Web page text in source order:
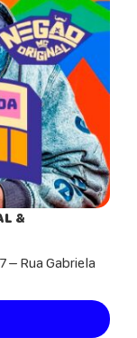
&
– Rua Gabriela